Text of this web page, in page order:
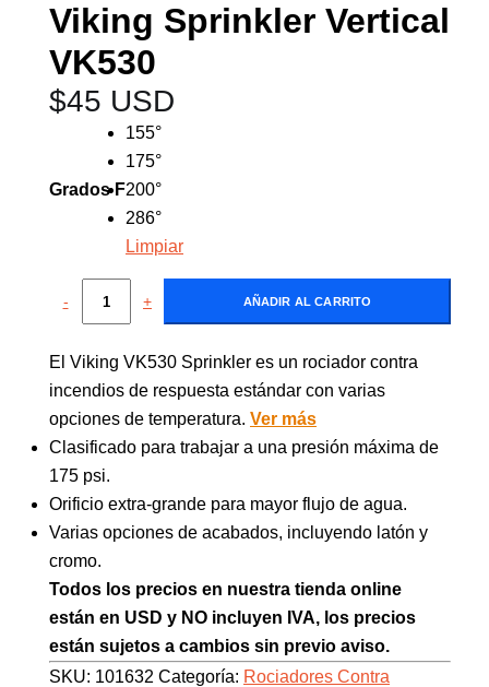
Viking Sprinkler Vertical
VK530
$45 USD
Grados F
155°
175°
200°
286°
Limpiar
- + AÑADIR AL CARRITO
El Viking VK530 Sprinkler es un rociador contra
incendios de respuesta estándar con varias
opciones de temperatura. Ver más
Clasificado para trabajar a una presión máxima de
175 psi.
Orificio extra-grande para mayor flujo de agua.
Varias opciones de acabados, incluyendo latón y
cromo.
Todos los precios en nuestra tienda online
están en USD y NO incluyen IVA, los precios
están sujetos a cambios sin previo aviso.
SKU: 101632 Categoría: Rociadores Contra